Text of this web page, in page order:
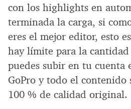
con los highlights en
terminada la carga, si
eres el mejor editor, esto
hay límite para la
puedes subir en tu cuenta
GoPro y todo el contenido
100 % de calidad original.